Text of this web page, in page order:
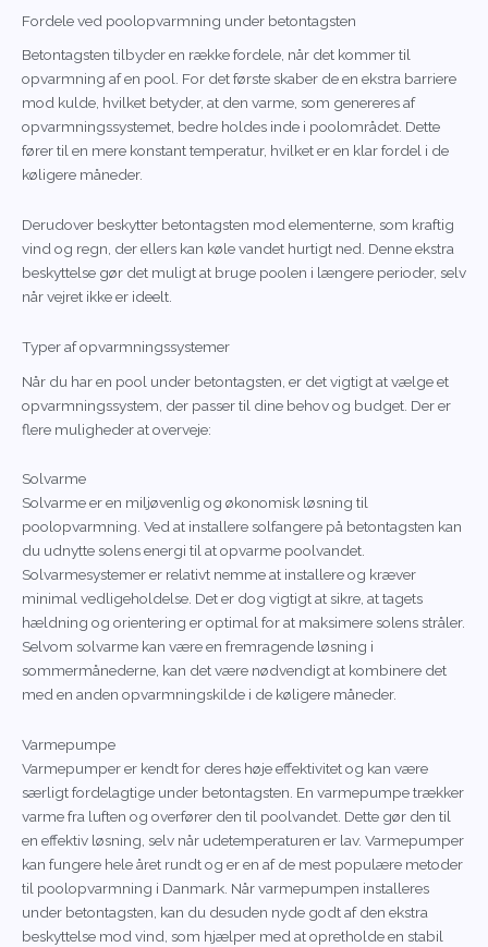
Fordele ved poolopvarmning under betontagsten
Betontagsten tilbyder en række fordele, når det kommer til
opvarmning af en pool. For det første skaber de en ekstra barriere
mod kulde, hvilket betyder, at den varme, som genereres af
opvarmningssystemet, bedre holdes inde i poolområdet. Dette
fører til en mere konstant temperatur, hvilket er en klar fordel i de
køligere måneder.
Derudover beskytter betontagsten mod elementerne, som kraftig
vind og regn, der ellers kan køle vandet hurtigt ned. Denne ekstra
beskyttelse gør det muligt at bruge poolen i længere perioder, selv
når vejret ikke er ideelt.
Typer af opvarmningssystemer
Når du har en pool under betontagsten, er det vigtigt at vælge et
opvarmningssystem, der passer til dine behov og budget. Der er
flere muligheder at overveje:
Solvarme
Solvarme er en miljøvenlig og økonomisk løsning til
poolopvarmning. Ved at installere solfangere på betontagsten kan
du udnytte solens energi til at opvarme poolvandet.
Solvarmesystemer er relativt nemme at installere og kræver
minimal vedligeholdelse. Det er dog vigtigt at sikre, at tagets
hældning og orientering er optimal for at maksimere solens stråler.
Selvom solvarme kan være en fremragende løsning i
sommermånederne, kan det være nødvendigt at kombinere det
med en anden opvarmningskilde i de køligere måneder.
Varmepumpe
Varmepumper er kendt for deres høje effektivitet og kan være
særligt fordelagtige under betontagsten. En varmepumpe trækker
varme fra luften og overfører den til poolvandet. Dette gør den til
en effektiv løsning, selv når udetemperaturen er lav. Varmepumper
kan fungere hele året rundt og er en af de mest populære metoder
til poolopvarmning i Danmark. Når varmepumpen installeres
under betontagsten, kan du desuden nyde godt af den ekstra
beskyttelse mod vind, som hjælper med at opretholde en stabil